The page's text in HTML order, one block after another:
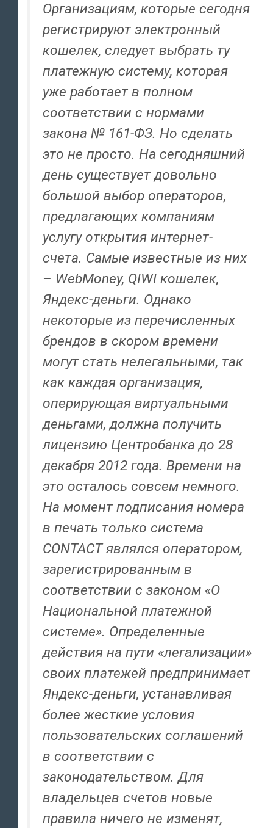
Организациям, которые сегодня
регистрируют электронный
кошелек, следует выбрать ту
платежную систему, которая
уже работает в полном
соответствии с нормами
закона № 161-ФЗ. Но сделать
это не просто. На сегодняшний
день существует довольно
большой выбор операторов,
предлагающих компаниям
услугу открытия интернет-
счета. Самые известные из них
– WebMoney, QIWI кошелек,
Яндекс-деньги. Однако
некоторые из перечисленных
брендов в скором времени
могут стать нелегальными, так
как каждая организация,
оперирующая виртуальными
деньгами, должна получить
лицензию Центробанка до 28
декабря 2012 года. Времени на
это осталось совсем немного.
На момент подписания номера
в печать только система
CONTACT являлся оператором,
зарегистрированным в
соответствии с законом «О
Национальной платежной
системе». Определенные
действия на пути «легализации»
своих платежей предпринимает
Яндекс-деньги, устанавливая
более жесткие условия
пользовательских соглашений
в соответствии с
законодательством. Для
владельцев счетов новые
правила ничего не изменят,